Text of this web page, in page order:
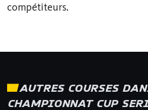
compétiteurs.
AUTRES COURSES
CHAMPIONNAT CUP